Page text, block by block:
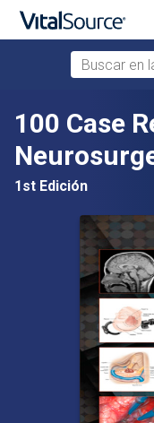
Saltar al contenido
Buscar en
100 Case
1st Edición